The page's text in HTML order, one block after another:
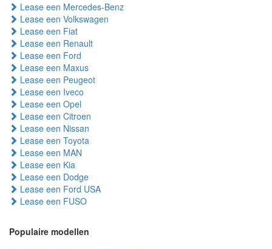
Lease een Mercedes-Benz
Lease een Volkswagen
Lease een Fiat
Lease een Renault
Lease een Ford
Lease een Maxus
Lease een Peugeot
Lease een Iveco
Lease een Opel
Lease een Citroen
Lease een Nissan
Lease een Toyota
Lease een MAN
Lease een Kia
Lease een Dodge
Lease een Ford USA
Lease een FUSO
Populaire modellen